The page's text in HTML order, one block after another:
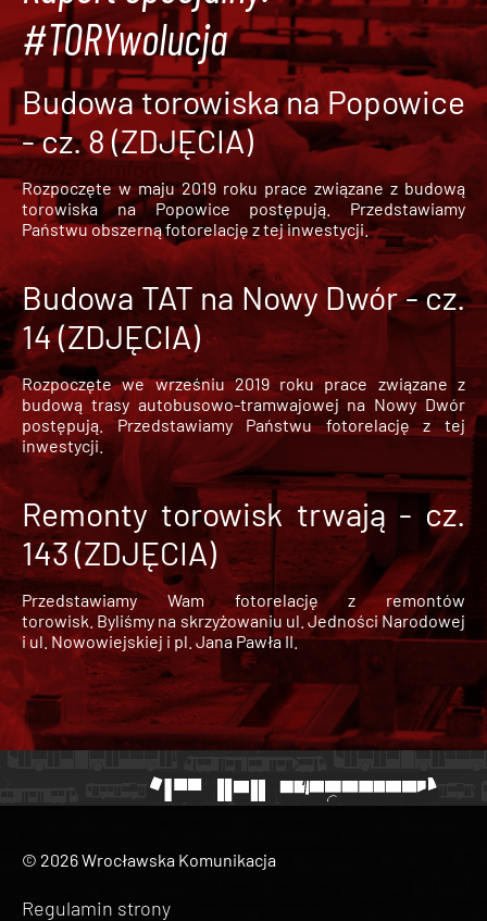
#TORYwolucja
Budowa torowiska na Popowice
- cz. 8 (ZDJĘCIA)
Rozpoczęte w maju 2019 roku prace związane z budową
torowiska na Popowice
postępują. Przedstawiamy
Państwu obszerną fotorelację z tej inwestycji.
Budowa TAT na Nowy Dwór - cz.
14 (ZDJĘCIA)
Rozpoczęte we wrześniu 2019 roku prace związane z
budową trasy autobusowo-tramwajowej na Nowy Dwór
postępują. Przedstawiamy Państwu fotorelację z tej
inwestycji.
Remonty torowisk trwają - cz.
143 (ZDJĘCIA)
Przedstawiamy Wam fotorelację z remontów
torowisk. Byliśmy na skrzyżowaniu ul. Jedności Narodowej
i ul. Nowowiejskiej i pl. Jana Pawła II.
© 2026 Wrocławska Komunikacja
Regulamin strony